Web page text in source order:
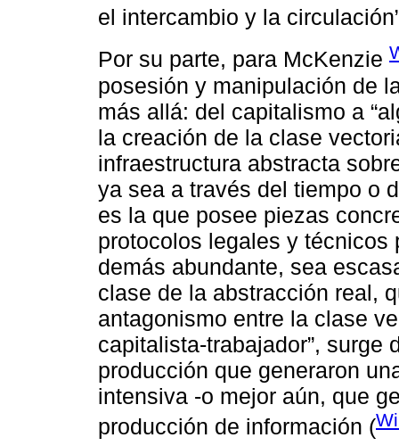
el intercambio y la
Por su parte, para McKenzie
posesión y manipulación de
más allá: del capitalismo a
la creación de la clase
infraestructura abstracta
ya sea a través del tiempo o
es la que posee piezas
protocolos legales y técnicos
demás abundante, sea
clase de la abstracción real,
antagonismo entre la clase
capitalista-trabajador”, surge
producción que generaron
intensiva -o mejor aún, que
producción de información (